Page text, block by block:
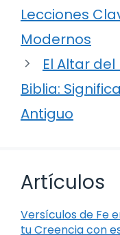
Lecciones
Modernos
El Altar
Biblia:
Antiguo
Artículos
Versículos de Fe
tu Creencia con